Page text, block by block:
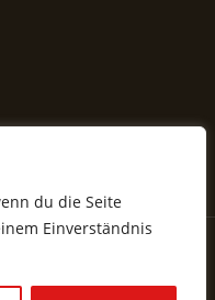
du die Seite
Einverständnis